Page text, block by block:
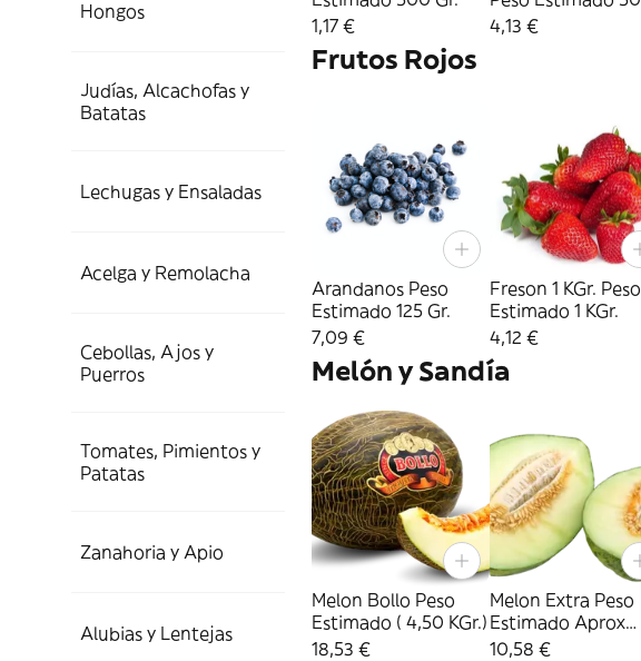
Hongos
Judías, Alcachofas y
Batatas
Lechugas y Ensaladas
Acelga y Remolacha
Cebollas, Ajos y
Puerros
Tomates, Pimientos y
Patatas
Zanahoria y Apio
Alubias y Lentejas
1,17 €
Gr.
4,13 €
Frutos Rojos
Arandanos Peso
Estimado 125 Gr.
7,09 €
Freson 1 KGr. Peso
Estimado 1 KGr.
4,12 €
Melón y Sandía
Melon Bollo Peso
Estimado ( 4,50 KGr.)
18,53 €
Melon Extra Peso
Estimado Aprox
3KGr.
10,58 €